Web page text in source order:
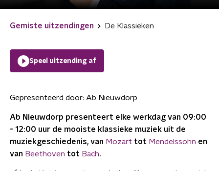
Gemiste uitzendingen De Klassieken
Speel uitzending af
Gepresenteerd door: Ab Nieuwdorp
Ab Nieuwdorp presenteert elke werkdag van 09:00
- 12:00 uur de mooiste klassieke muziek uit de
muziekgeschiedenis, van Mozart tot Mendelssohn en
van Beethoven tot Bach.